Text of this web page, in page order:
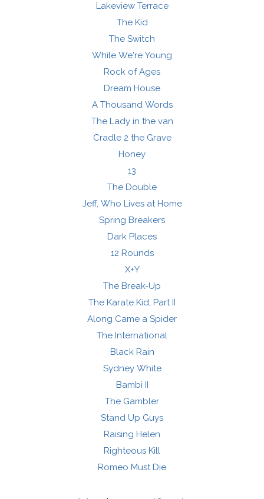
Lakeview Terrace
The Kid
The Switch
While We're Young
Rock of Ages
Dream House
A Thousand Words
The Lady in the van
Cradle 2 the Grave
Honey
13
The Double
Jeff, Who Lives at Home
Spring Breakers
Dark Places
12 Rounds
X+Y
The Break-Up
The Karate Kid, Part II
Along Came a Spider
The International
Black Rain
Sydney White
Bambi II
The Gambler
Stand Up Guys
Raising Helen
Righteous Kill
Romeo Must Die